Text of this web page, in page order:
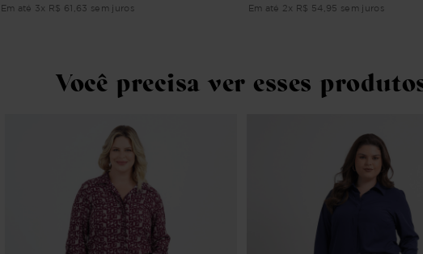
Em até 3x R$ 61 63 sem juros Em até 2x R$ 54 95 sem juros
Você precisa ver esses